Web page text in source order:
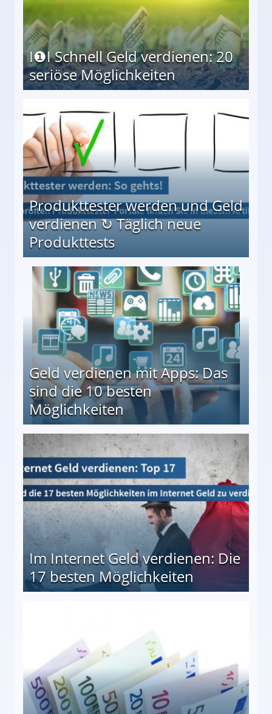
I❶I Schnell Geld verdienen: 20
seriöse Möglichkeiten
Produkttester werden und Geld
verdienen ↻ Täglich neue
Produkttests
↻ Täglich neue Produkttests
Geld verdienen mit Apps: Das
sind die 10 besten
Möglichkeiten
besten Möglichkeiten
Im Internet Geld verdienen: Die
17 besten Möglichkeiten